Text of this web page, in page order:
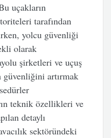
uçakların
tarafından
yolcu güvenliği
olarak
şirketleri ve uçuş
artırmak
teknik özellikleri ve
detaylı
sektöründeki